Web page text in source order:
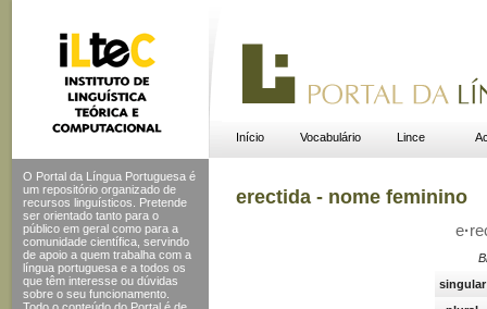
Início Vocabulário Lince
O Portal da Língua Portuguesa é
um repositório organizado de
recursos linguísticos. Pretende
ser orientado tanto para o
público em geral como para a
comunidade científica, servindo
de apoio a quem trabalha com a
língua portuguesa e a todos os
que têm interesse ou dúvidas
sobre o seu funcionamento.
erectida - nome feminino
e·
singular